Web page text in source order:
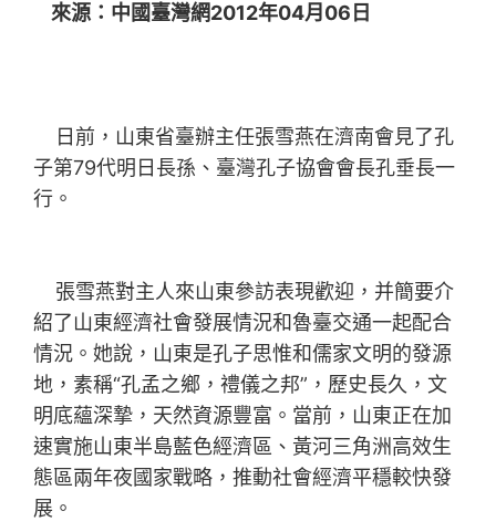
來源：中國臺灣網2012年04月06日
日前，山東省臺辦主任張雪燕在濟南會見了孔
子第79代明日長孫、臺灣孔子協會會長孔垂長一
行。
張雪燕對主人來山東參訪表現歡迎，并簡要介
紹了山東經濟社會發展情況和魯臺交通一起配合
情況。她說，山東是孔子思惟和儒家文明的發源
地，素稱“孔孟之鄉，禮儀之邦”，歷史長久，文
明底蘊深摯，天然資源豐富。當前，山東正在加
速實施山東半島藍色經濟區、黃河三角洲高效生
態區兩年夜國家戰略，推動社會經濟平穩較快發
展。